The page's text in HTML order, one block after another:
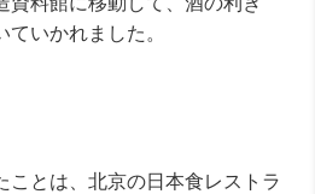
いかれました。
ことは、北京の日本食レストラ